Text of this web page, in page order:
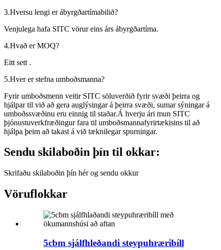
3.Hversu lengi er ábyrgðartímabilið?
Venjulega hafa SITC vörur eins árs ábyrgðartíma.
4.Hvað er MOQ?
Eitt sett .
5.Hver er stefna umboðsmanna?
Fyrir umboðsmenn veitir SITC söluverðið fyrir svæði þeirra og
hjálpar til við að gera auglýsingar á þeirra svæði, sumar sýningar á
umboðssvæðinu eru einnig til staðar.Á hverju ári mun SITC
þjónustuverkfræðingur fara til umboðsmannafyrirtækisins til að
hjálpa þeim að takast á við tæknilegar spurningar.
Sendu skilaboðin þín til okkar:
Skrifaðu skilaboðin þín hér og sendu okkur
Vöruflokkar
5cbm sjálfhleðandi steypuhræribíll